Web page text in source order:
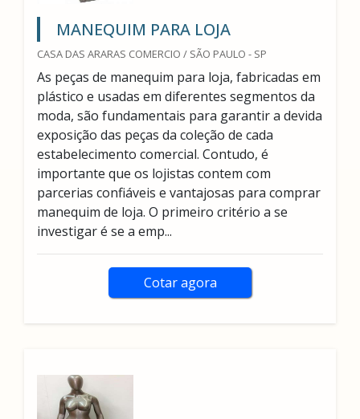
MANEQUIM PARA LOJA
CASA DAS ARARAS COMERCIO / SÃO PAULO - SP
As peças de manequim para loja, fabricadas em
plástico e usadas em diferentes segmentos da
moda, são fundamentais para garantir a devida
exposição das peças da coleção de cada
estabelecimento comercial. Contudo, é
importante que os lojistas contem com
parcerias confiáveis e vantajosas para comprar
manequim de loja. O primeiro critério a se
investigar é se a emp...
Cotar agora